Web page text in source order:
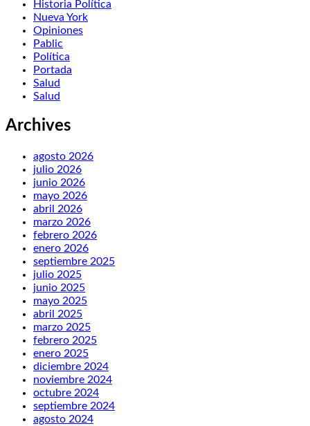
Historia Política
Nueva York
Opiniones
Pablic
Política
Portada
Salud
Salud
Archives
agosto 2026
julio 2026
junio 2026
mayo 2026
abril 2026
marzo 2026
febrero 2026
enero 2026
septiembre 2025
julio 2025
junio 2025
mayo 2025
abril 2025
marzo 2025
febrero 2025
enero 2025
diciembre 2024
noviembre 2024
octubre 2024
septiembre 2024
agosto 2024